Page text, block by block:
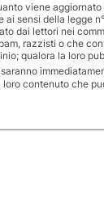
viene
sensi della legge
dai lettori nei
razzisti o che
qualora la loro
saranno
contenuto che